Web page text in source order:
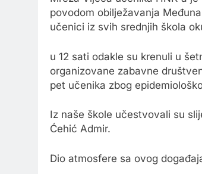
povodom obilježavanja
učenici iz svih srednjih škola
u 12 sati odakle su krenuli u
organizovane zabavne
pet učenika zbog
Iz naše škole učestvovali su
Ćehić Admir.
Dio atmosfere sa ovog